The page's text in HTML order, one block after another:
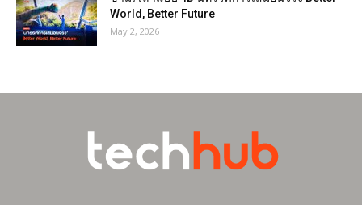
World, Better Future
May 2, 2026